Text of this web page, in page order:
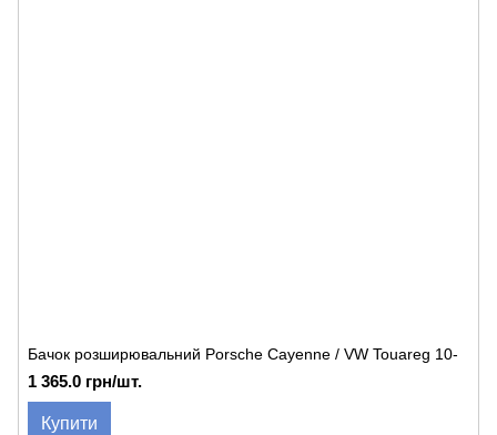
Бачок розширювальний Porsche Cayenne / VW Touareg 10-
1 365.0 грн/шт.
Купити